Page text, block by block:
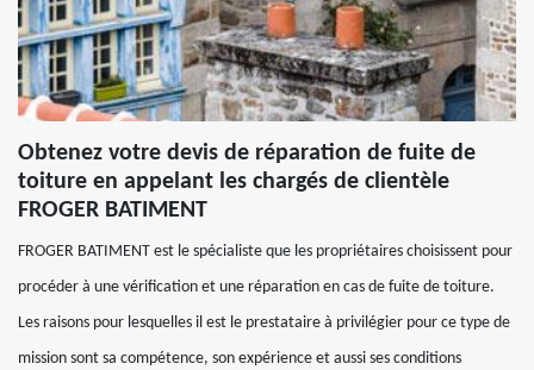
Obtenez votre devis de réparation de fuite de
toiture en appelant les chargés de clientèle
FROGER BATIMENT
FROGER BATIMENT est le spécialiste que les propriétaires choisissent pour
procéder à une vérification et une réparation en cas de fuite de toiture.
Les raisons pour lesquelles il est le prestataire à privilégier pour ce type de
mission sont sa compétence, son expérience et aussi ses conditions